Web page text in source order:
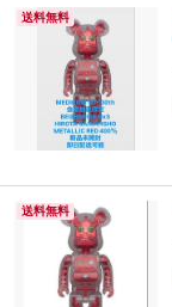
送料無料
送料無料